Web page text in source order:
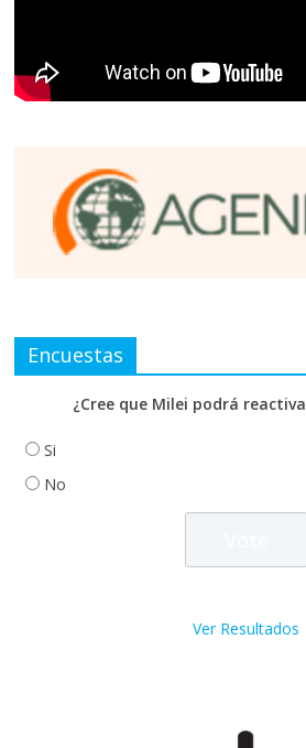
Encuestas
¿Cree que Milei podrá
Si
No
Ver Resultados